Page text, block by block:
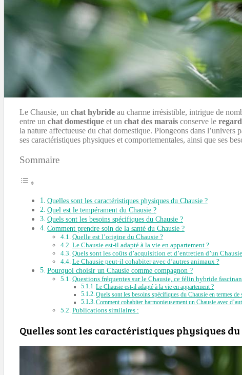
Le Chausie, un chat hybride au charme irrésistible, intrigue de
entre un chat domestique et un chat des marais conserve le
la nature affectueuse du chat domestique. Plongeons dans l’univers
ses caractéristiques physiques et comportementales, ainsi que ses
Sommaire
Quelles sont les caractéristiques physiques du Chausie ?
Quel est le tempérament du Chausie ?
Quels sont les besoins spécifiques du Chausie ?
Comment prendre soin de la santé du Chausie ?
Quelle est l’origine du Chausie ?
Le Chausie est-il adapté à la vie en appartement ?
Quels sont les coûts d’acquisition et d’entretien d’un
Le Chausie peut-il cohabiter avec d’autres animaux ?
Pourquoi choisir un Chausie comme compagnon ?
Questions fréquentes sur le Chausie, ce félin hybride
Le Chausie est-il adapté à la vie en appartement ?
Quels sont les besoins spécifiques du Chausie en termes de
Comment cohabiter harmonieusement un Chausie avec
Publications similaires :
Quelles sont les caractéristiques physiques du